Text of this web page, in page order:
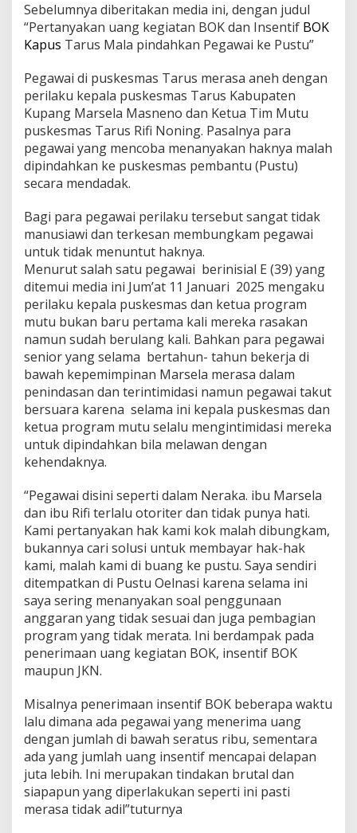
Sebelumnya diberitakan media ini, dengan judul
“Pertanyakan uang kegiatan BOK dan Insentif BOK
Kapus Tarus Mala pindahkan Pegawai ke Pustu”
Pegawai di puskesmas Tarus merasa aneh dengan
perilaku kepala puskesmas Tarus Kabupaten
Kupang Marsela Masneno dan Ketua Tim Mutu
puskesmas Tarus Rifi Noning. Pasalnya para
pegawai yang mencoba menanyakan haknya malah
dipindahkan ke puskesmas pembantu (Pustu)
secara mendadak.
Bagi para pegawai perilaku tersebut sangat tidak
manusiawi dan terkesan membungkam pegawai
untuk tidak menuntut haknya.
Menurut salah satu pegawai berinisial E (39) yang
ditemui media ini Jum’at 11 Januari 2025 mengaku
perilaku kepala puskesmas dan ketua program
mutu bukan baru pertama kali mereka rasakan
namun sudah berulang kali. Bahkan para pegawai
senior yang selama bertahun- tahun bekerja di
bawah kepemimpinan Marsela merasa dalam
penindasan dan terintimidasi namun pegawai takut
bersuara karena selama ini kepala puskesmas dan
ketua program mutu selalu mengintimidasi mereka
untuk dipindahkan bila melawan dengan
kehendaknya.
“Pegawai disini seperti dalam Neraka. ibu Marsela
dan ibu Rifi terlalu otoriter dan tidak punya hati.
Kami pertanyakan hak kami kok malah dibungkam,
bukannya cari solusi untuk membayar hak-hak
kami, malah kami di buang ke pustu. Saya sendiri
ditempatkan di Pustu Oelnasi karena selama ini
saya sering menanyakan soal penggunaan
anggaran yang tidak sesuai dan juga pembagian
program yang tidak merata. Ini berdampak pada
penerimaan uang kegiatan BOK, insentif BOK
maupun JKN.
Misalnya penerimaan insentif BOK beberapa waktu
lalu dimana ada pegawai yang menerima uang
dengan jumlah di bawah seratus ribu, sementara
ada yang jumlah uang insentif mencapai delapan
juta lebih. Ini merupakan tindakan brutal dan
siapapun yang diperlakukan seperti ini pasti
merasa tidak adil”tuturnya